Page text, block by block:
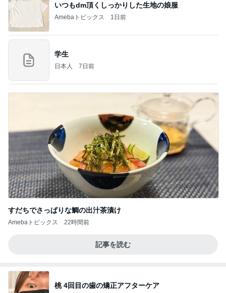
いつもdm頂くしっかりした生地の娘服
Amebaトピックス 1日前
学生
日本人 7日前
すだちでさっぱりな鯛の出汁茶漬け
Amebaトピックス 22時間前
記事を読む
桃 4回目の歯の矯正アフターケア